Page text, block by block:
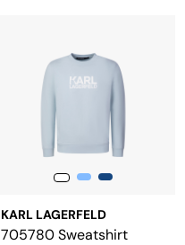
KARL LAGERFELD
705780 Sweatshirt